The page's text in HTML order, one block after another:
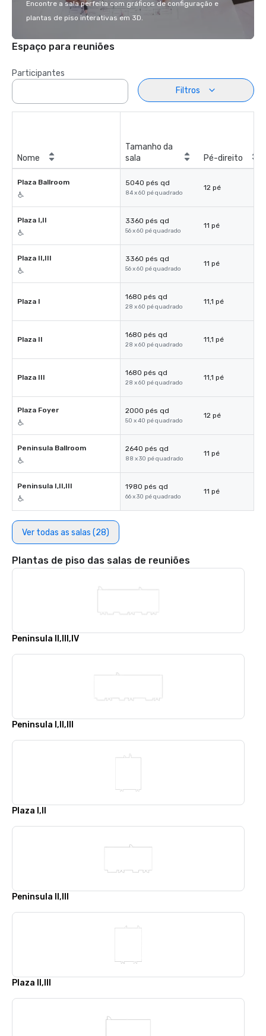
Encontre a sala perfeita com gráficos de configuração e
plantas de piso interativas em 3D.
Espaço para reuniões
Participantes
Filtros
Nome
Tamanho da
sala
Pé-direito
Plaza Ballroom 5040 pés qd
84 x 60 pé quadrado
12 pé
Plaza I,II 3360 pés qd
56 x 60 pé quadrado
11 pé
Plaza II,III 3360 pés qd
56 x 60 pé quadrado
11 pé
Plaza I
1680 pés qd
28 x 60 pé quadrado
11,1 pé
Plaza II
1680 pés qd
28 x 60 pé quadrado
11,1 pé
Plaza III
1680 pés qd
28 x 60 pé quadrado
11,1 pé
Plaza Foyer 2000 pés qd
50 x 40 pé quadrado
12 pé
Peninsula Ballroom 2640 pés qd
88 x 30 pé quadrado
11 pé
Peninsula I,II,III 1980 pés qd
66 x 30 pé quadrado
11 pé
Ver todas as salas (28)
Plantas de piso das salas de reuniões
Peninsula II,III,IV
Peninsula I,II,III
Plaza I,II
Peninsula II,III
Plaza II,III